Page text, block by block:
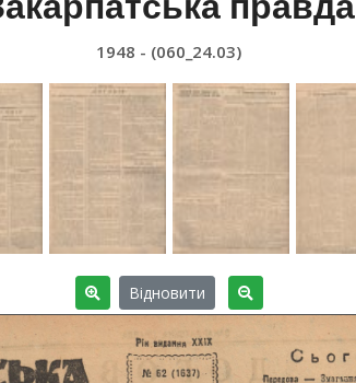
1948 - (060_24.03)
Відновити